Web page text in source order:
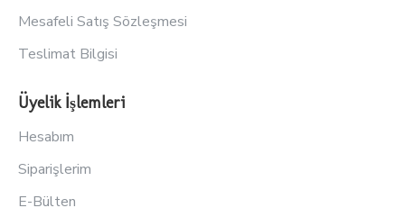
Mesafeli Satış Sözleşmesi
Teslimat Bilgisi
Üyelik İşlemleri
Hesabım
Siparişlerim
E-Bülten